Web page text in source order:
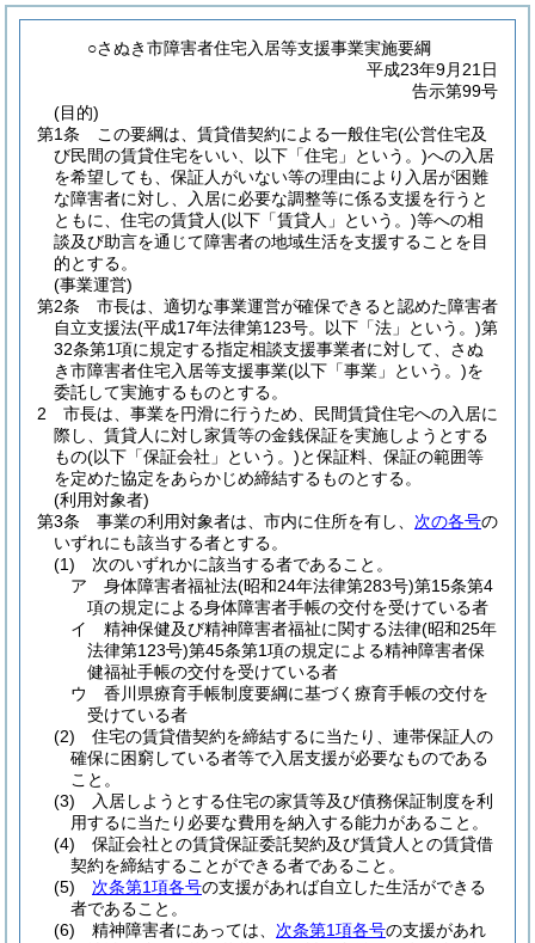
○さぬき市障害者住宅入居等支援事業実施要綱
平成23年9月21日
告示第99号
(目的)
第1条
この要綱は、賃貸借契約による一般住宅(公営住宅及
び民間の賃貸住宅をいい、以下「住宅」という。)への入居
を希望しても、保証人がいない等の理由により入居が困難
な障害者に対し、入居に必要な調整等に係る支援を行うと
ともに、住宅の賃貸人(以下「賃貸人」という。)等への相
談及び助言を通じて障害者の地域生活を支援することを目
的とする。
(事業運営)
第2条
市長は、適切な事業運営が確保できると認めた障害者
自立支援法(平成17年法律第123号。以下「法」という。)第
32条第1項に規定する指定相談支援事業者に対して、さぬ
き市障害者住宅入居等支援事業(以下「事業」という。)を
委託して実施するものとする。
2
市長は、事業を円滑に行うため、民間賃貸住宅への入居に
際し、賃貸人に対し家賃等の金銭保証を実施しようとする
もの(以下「保証会社」という。)と保証料、保証の範囲等
を定めた協定をあらかじめ締結するものとする。
(利用対象者)
第3条
事業の利用対象者は、市内に住所を有し、 次の各号の
いずれにも該当する者とする。
(1)
次のいずれかに該当する者であること。
ア
身体障害者福祉法(昭和24年法律第283号)第15条第4
項の規定による身体障害者手帳の交付を受けている者
イ
精神保健及び精神障害者福祉に関する法律(昭和25年
法律第123号)第45条第1項の規定による精神障害者保
健福祉手帳の交付を受けている者
ウ
香川県療育手帳制度要綱に基づく療育手帳の交付を
受けている者
(2)
住宅の賃貸借契約を締結するに当たり、連帯保証人の
確保に困窮している者等で入居支援が必要なものである
こと。
(3)
入居しようとする住宅の家賃等及び債務保証制度を利
用するに当たり必要な費用を納入する能力があること。
(4)
保証会社との賃貸保証委託契約及び賃貸人との賃貸借
契約を締結することができる者であること。
(5)
次条第1項各号の支援があれば自立した生活ができる
者であること。
(6)
精神障害者にあっては、 次条第1項各号の支援があれ